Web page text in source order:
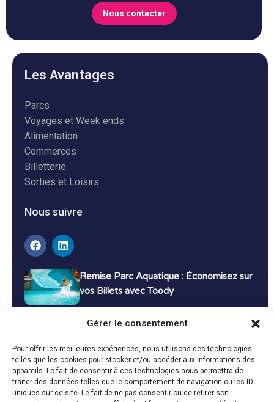
Gérer le consentement
Pour offrir les meilleures expériences, nous utilisons des technologies
telles que les cookies pour stocker et/ou accéder aux informations des
appareils. Le fait de consentir à ces technologies nous permettra de
traiter des données telles que le comportement de navigation ou les ID
uniques sur ce site. Le fait de ne pas consentir ou de retirer son
Nous contacter
Les Avantages
Parcs
Voyages et Week ends
Alimentation
Commerces
Billetterie
Sorties et Loisirs
Nous suivre
Remise Parc Aquatique : Économisez sur
vos Billets avec Toody
Bons Plans Voyage : Économisez sur vos
Vacances avec Toody
13 décembre 2024 Bon plans